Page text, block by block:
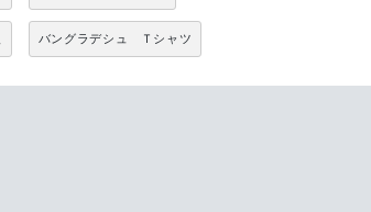
バングラデシュ Ｔシャツ